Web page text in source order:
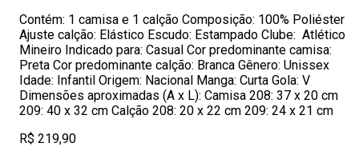
Contém: 1 camisa e 1 calção Composição: 100% Poliéster
Ajuste calção: Elástico Escudo: Estampado Clube: Atlético
Mineiro Indicado para: Casual Cor predominante camisa:
Preta Cor predominante calção: Branca Gênero: Unissex
Idade: Infantil Origem: Nacional Manga: Curta Gola: V
Dimensões aproximadas (A x L): Camisa 208: 37 x 20 cm
209: 40 x 32 cm Calção 208: 20 x 22 cm 209: 24 x 21 cm
R$ 219,90